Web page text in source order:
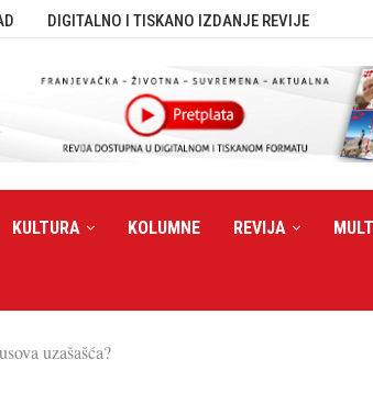
DIGITALNO I TISKANO IZDANJE REVIJE
KULTURA KOLUMNE REVIJA
uzašašća?